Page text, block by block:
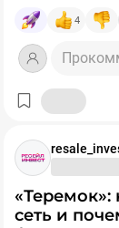
Дети начинают использовать рисунок для выражения
своих мыслей, чувств и идей. В возрасте от 9 до 12 лет
можно детям более глубоко
Допускается играть различными стилями и
материалами, ребенок ищет и проявляет собственный
Родители должны купить детям профессиональные
маркеры, разной толщины и цветов. И ими можно
рисовать яркие и четкие рисунки. И такие маркеры
хорошо подходят для контуров, заливки цветом и
4
«Теремок»: как они превратили блины в
сеть и